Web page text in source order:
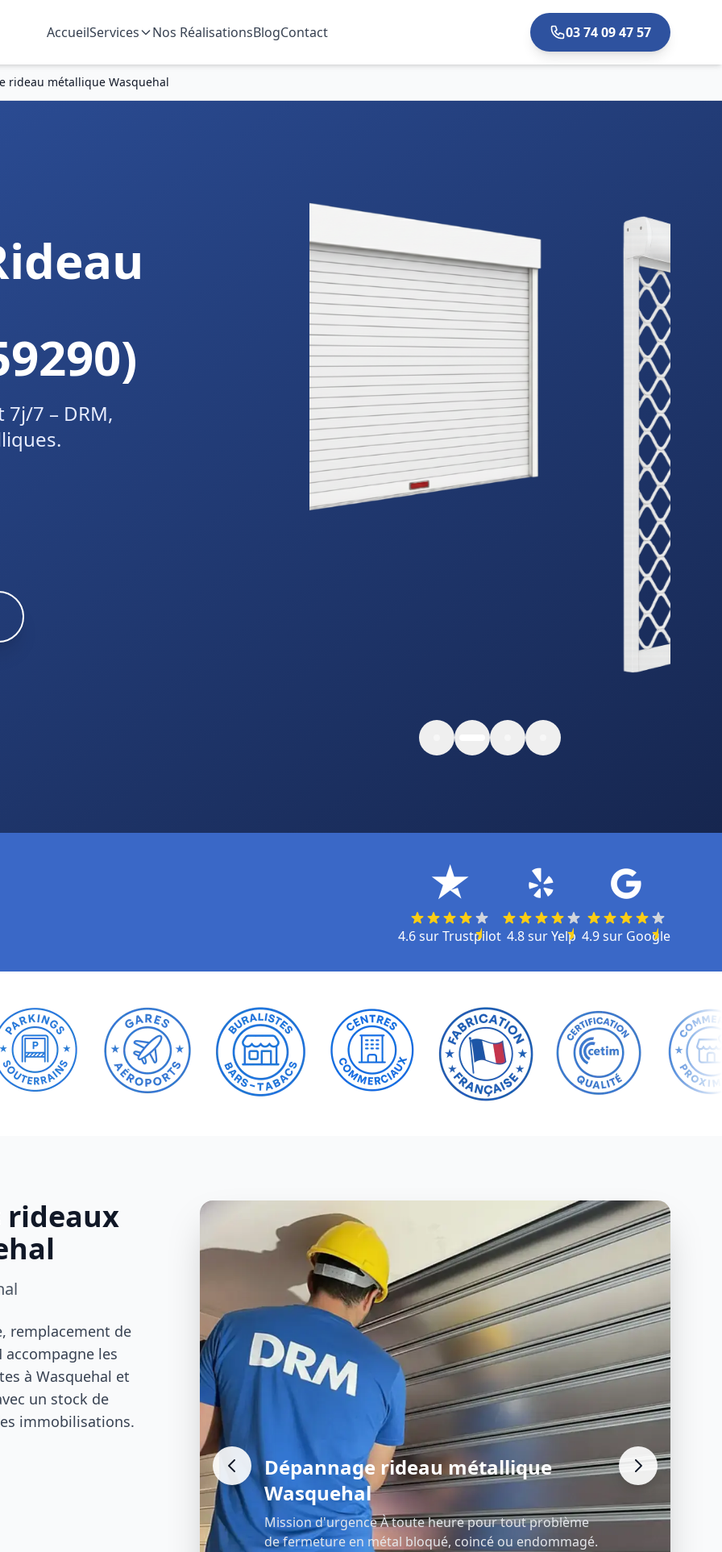
AccueilServices Nos RéalisationsBlogContact 03 74 09 47 57
rideau métallique Wasquehal
7 – DRM,
4.6surTrustpilot 4.8surYelp 4.9sur Google
rideaux
remplacement de
les
à Wasquehal et
un stock de
immobilisations.
Réparation rideau métallique
Wasquehal
Remise en état sans délai et efficace de votre fermeture
en métal : lames, moteur, axe, serrure et tous
mécanismes.